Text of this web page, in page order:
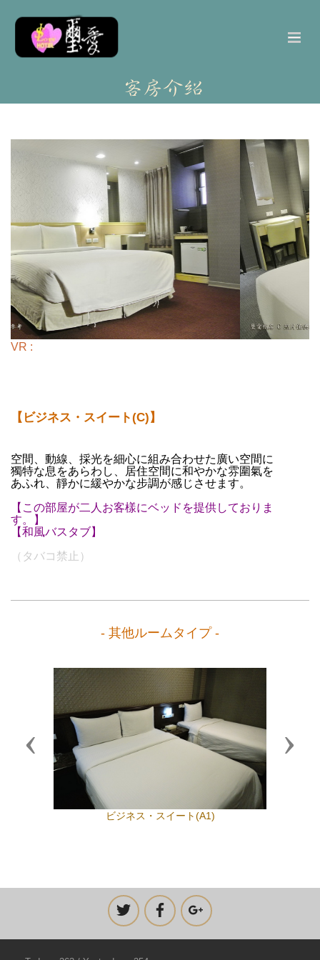
VR :
【ビジネス・スイート(C)】
空間、動線、採光を細心に組み合わせた廣い空間に
獨特な息をあらわし、居住空間に和やかな雰圍氣を
あふれ、靜かに緩やかな步調が感じさせます。
【この部屋が二人お客樣にベッドを提供しておりま
す。】
【和風バスタブ】
（タバコ禁止）
- 其他ルームタイプ -
ビジネス・スイート(A1)
Previous Next